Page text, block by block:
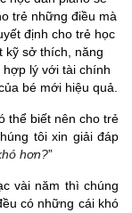
trẻ những điều mà
định cho trẻ học
kỹ sở thích, năng
lý với tài chính
bé mới hiệu quả.
thể biết nên cho trẻ
tôi xin giải đáp
hơn?”
vài năm thì chúng
có những cái khó